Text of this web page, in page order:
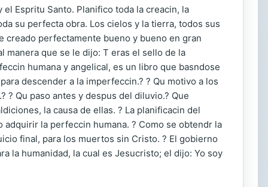
Espritu Santo. Planifico toda la creacin, la
su perfecta obra. Los cielos y la tierra, todos sus
creado perfectamente bueno y bueno en gran
manera que se le dijo: T eras el sello de la
humana y angelical, es un libro que basndose
descender a la imperfeccin.? ? Qu motivo a los
? Qu paso antes y despus del diluvio.? Que
la causa de ellas. ? La planificacin del
adquirir la perfeccin humana. ? Como se obtendr la
final, para los muertos sin Cristo. ? El gobierno
la humanidad, la cual es Jesucristo; el dijo: Yo soy